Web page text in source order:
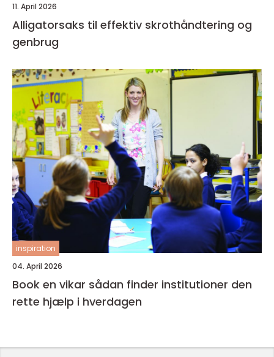
11. April 2026
Alligatorsaks til effektiv skrothåndtering og
genbrug
inspiration
04. April 2026
Book en vikar sådan finder institutioner den
rette hjælp i hverdagen